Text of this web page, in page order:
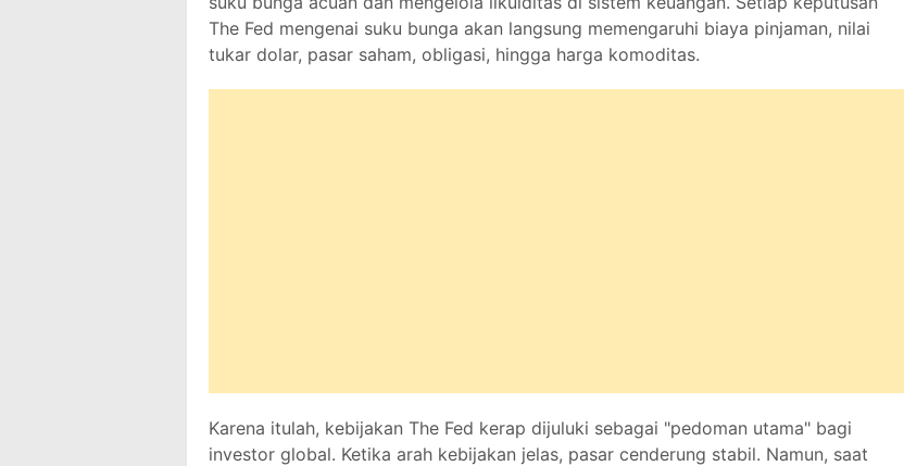
The Fed mengenai suku bunga akan langsung memengaruhi biaya pinjaman, nilai
tukar dolar, pasar saham, obligasi, hingga harga komoditas.
Karena itulah, kebijakan The Fed kerap dijuluki sebagai "pedoman utama" bagi
investor global. Ketika arah kebijakan jelas, pasar cenderung stabil. Namun, saat